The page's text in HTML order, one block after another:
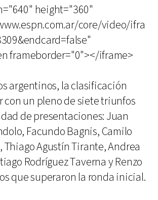
height="360"
core/video/ifra
frameborder="0"></iframe>
argentinos, la clasificación
con un pleno de siete triunfos
de presentaciones: Juan
Facundo Bagnis, Camilo
Thiago Agustín Tirante, Andrea
Rodríguez Taverna y Renzo
que superaron la ronda inicial.